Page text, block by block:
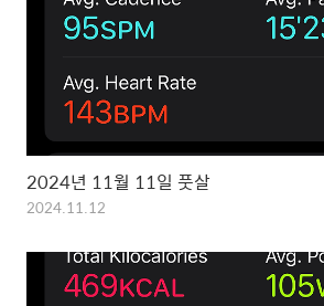
2024년 11월 11일 풋살
2024.11.12